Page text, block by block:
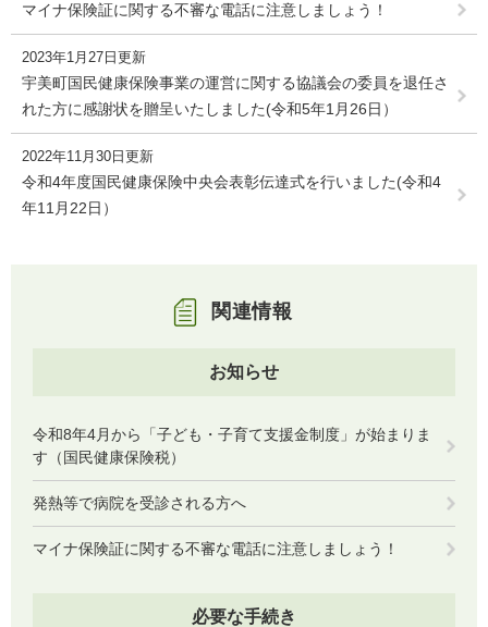
マイナ保険証に関する不審な電話に注意しましょう！
2023年1月27日更新
宇美町国民健康保険事業の運営に関する協議会の委員を退任さ
れた方に感謝状を贈呈いたしました(令和5年1月26日）
2022年11月30日更新
令和4年度国民健康保険中央会表彰伝達式を行いました(令和4
年11月22日）
関連情報
お知らせ
令和8年4月から「子ども・子育て支援金制度」が始まりま
す（国民健康保険税）
発熱等で病院を受診される方へ
マイナ保険証に関する不審な電話に注意しましょう！
必要な手続き